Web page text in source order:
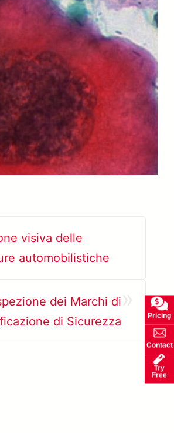
visiva delle
automobilistiche
dei Marchi di
di Sicurezza
Pricing
Contact
Try
Free